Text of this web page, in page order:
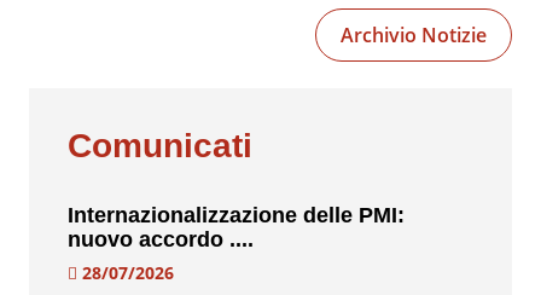
Archivio Notizie
Comunicati
Internazionalizzazione delle PMI:
nuovo accordo ....
28/07/2026